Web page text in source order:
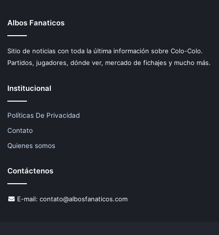
Albos Fanaticos
Sitio de noticias con toda la última información sobre Colo-Colo.
Partidos, jugadores, dónde ver, mercado de fichajes y mucho más.
Institucional
Políticas De Privacidad
Contato
Quienes somos
Contáctenos
E-mail: contato@albosfanaticos.com